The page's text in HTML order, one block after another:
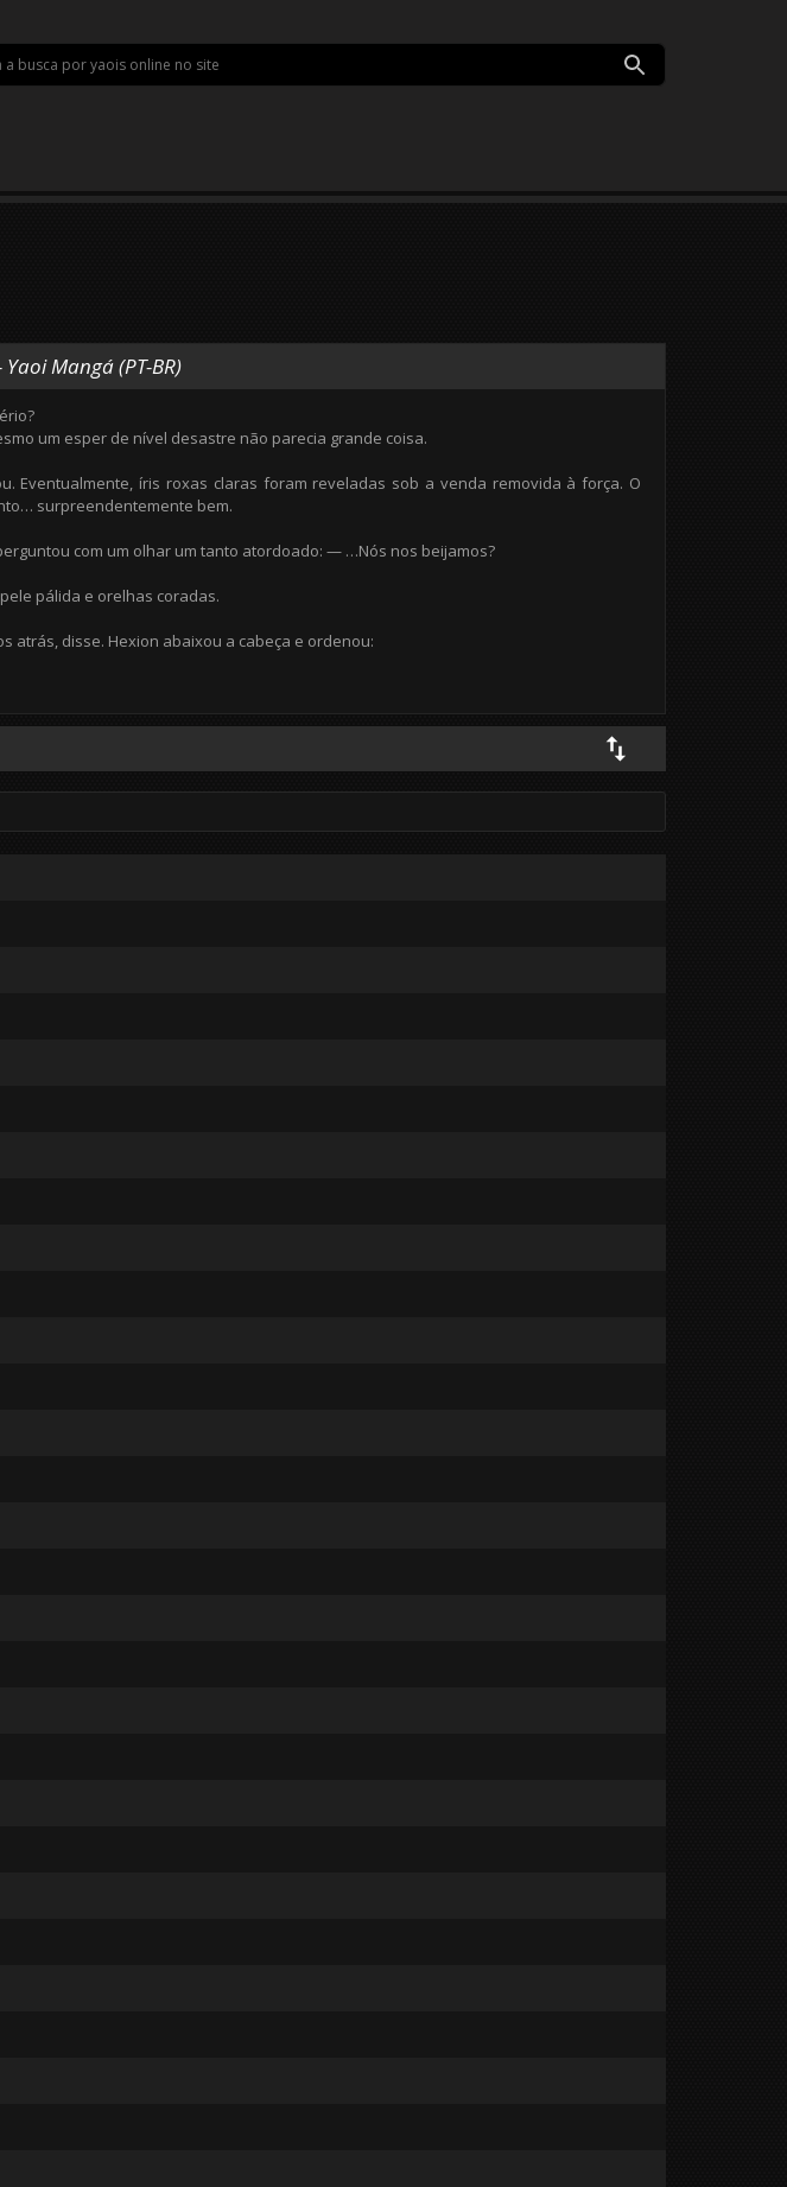
Mangá (PT-BR)
um esper de nível desastre não parecia grande coisa.
Eventualmente, íris roxas claras foram reveladas sob a venda removida à força. O
surpreendentemente bem.
com um olhar um tanto atordoado: — …Nós nos beijamos?
pálida e orelhas coradas.
atrás, disse. Hexion abaixou a cabeça e ordenou: